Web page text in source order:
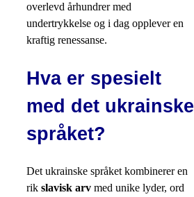
overlevd århundrer med
undertrykkelse og i dag opplever en
kraftig renessanse.
Hva er spesielt
med det ukrainske
språket?
Det ukrainske språket kombinerer en
rik slavisk arv med unike lyder, ord